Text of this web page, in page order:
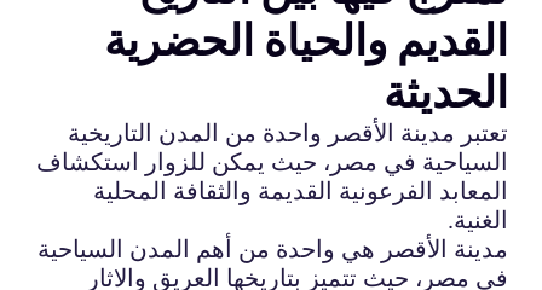
القديم والحياة الحضرية
الحديثة
تعتبر مدينة الأقصر واحدة من المدن التاريخية
السياحية في مصر، حيث يمكن للزوار استكشاف
المعابد الفرعونية القديمة والثقافة المحلية
الغنية.
مدينة الأقصر هي واحدة من أهم المدن السياحية
في مصر، حيث تتميز بتاريخها العريق والاثار